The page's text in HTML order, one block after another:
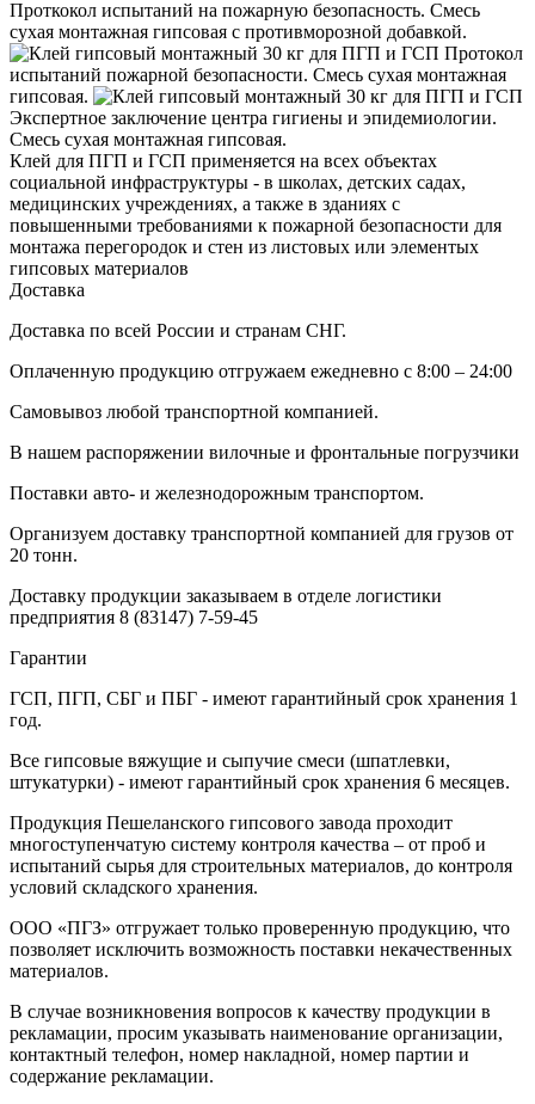
Проткокол испытаний на пожарную безопасность. Смесь
сухая монтажная гипсовая с противморозной добавкой.
Протокол
испытаний пожарной безопасности. Смесь сухая монтажная
гипсовая.
Экспертное заключение центра гигиены и эпидемиологии.
Смесь сухая монтажная гипсовая.
Клей для ПГП и ГСП применяется на всех объектах
социальной инфраструктуры - в школах, детских садах,
медицинских учреждениях, а также в зданиях с
повышенными требованиями к пожарной безопасности для
монтажа перегородок и стен из листовых или элементых
гипсовых материалов
Доставка
Доставка по всей России и странам СНГ.
Оплаченную продукцию отгружаем ежедневно с 8:00 – 24:00
Самовывоз любой транспортной компанией.
В нашем распоряжении вилочные и фронтальные погрузчики
Поставки авто- и железнодорожным транспортом.
Организуем доставку транспортной компанией для грузов от
20 тонн.
Доставку продукции заказываем в отделе логистики
предприятия 8 (83147) 7-59-45
Гарантии
ГСП, ПГП, СБГ и ПБГ - имеют гарантийный срок хранения 1
год.
Все гипсовые вяжущие и сыпучие смеси (шпатлевки,
штукатурки) - имеют гарантийный срок хранения 6 месяцев.
Продукция Пешеланского гипсового завода проходит
многоступенчатую систему контроля качества – от проб и
испытаний сырья для строительных материалов, до контроля
условий складского хранения.
ООО «ПГЗ» отгружает только проверенную продукцию, что
позволяет исключить возможность поставки некачественных
материалов.
В случае возникновения вопросов к качеству продукции в
рекламации, просим указывать наименование организации,
контактный телефон, номер накладной, номер партии и
содержание рекламации.